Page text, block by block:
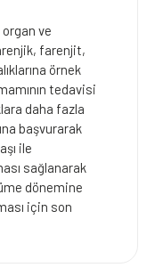
ve
farenjit,
örnek
tedavisi
daha fazla
başvurarak
ile
sağlanarak
dönemine
için son